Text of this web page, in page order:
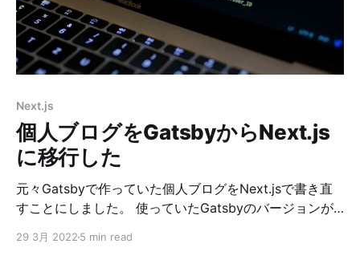
いほうがやっぱり良いですよね。 ってことでやっていき
ます。 手順 ①feedを追加する $ yarn add feed
②RSSフィードを出力するページを作る ほぼ、参考に
したcatnoseさんの記事と同じです。 import {
Next.js
個人ブログをGatsbyからNext.js
に移行した
元々Gatsbyで作っていた個人ブログをNext.jsで書き直
すことにしました。 使っていたGatsbyのバージョンが
ない状態で、新しくブログ記事を書いてもローカル確認
29 3月 2022 5 min read